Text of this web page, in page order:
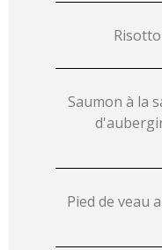
Saumon à la
Pied de veau